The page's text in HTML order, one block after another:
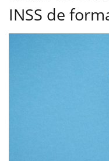
INSS de